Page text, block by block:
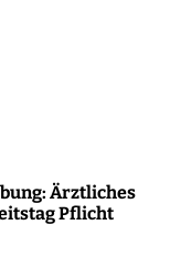
Ärztliches
Pflicht